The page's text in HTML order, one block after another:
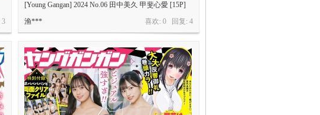
3
[Young Gangan] 2024 No.06 田中美久 甲斐心愛 [15P]
喜欢: 0 回复: 4
渔***